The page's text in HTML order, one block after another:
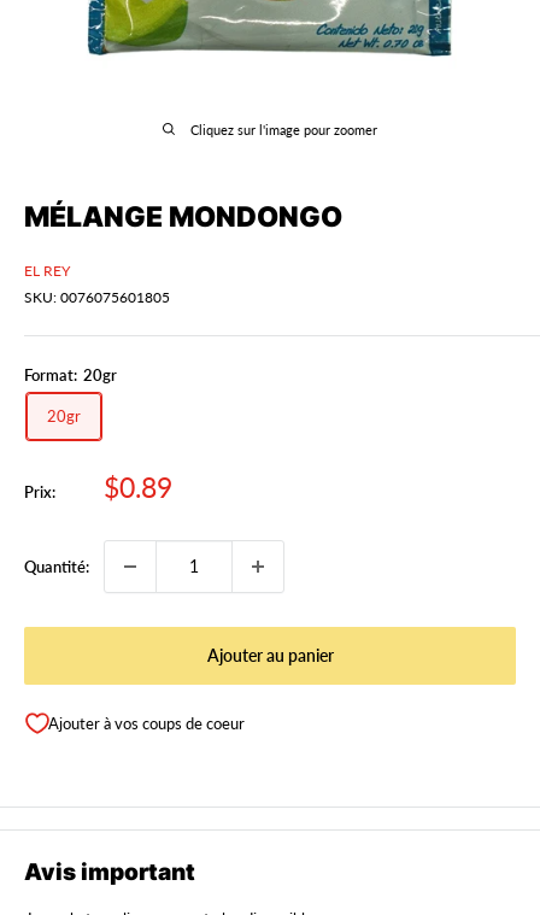
Cliquez sur l'image pour zoomer
MÉLANGE MONDONGO
EL REY
SKU: 0076075601805
Format: 20gr
20gr
Prix:
Prix
réduit
$0.89
Quantité:
Ajouter au panier
Ajouter à vos coups de coeur
Avis important